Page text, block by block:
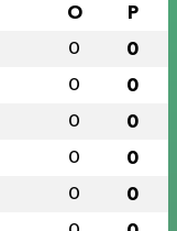
O P
0 0
0 0
0 0
0 0
0 0